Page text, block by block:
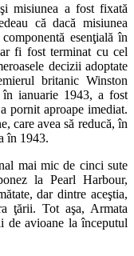
misiunea a fost fixată
că dacă misiunea
esenţială în
fi fost terminat cu cel
decizii adoptate
britanic Winston
ianuarie 1943, a fost
pornit aproape imediat.
care avea să reducă, în
în 1943.
mai mic de cinci sute
la Pearl Harbour,
dar dintre aceştia,
ţării. Tot aşa, Armata
de avioane la începutul